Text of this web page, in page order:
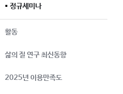
정규세미나
활동
삶의 질 연구 최신동향
2025년 이용만족도